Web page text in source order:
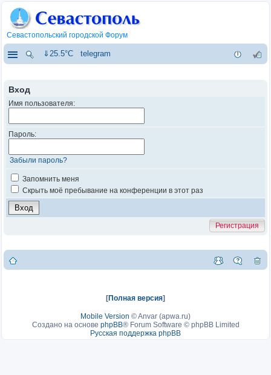
Севастопольский городской Форум
⇓25.5°C telegram
Вход
Имя пользователя:
Пароль:
Забыли пароль?
Запомнить меня
Скрыть моё пребывание на конференции в этот раз
Регистрация
[Полная версия]
Mobile Version ©Anvar (apwa.ru)
Создано на основе phpBB® Forum Software © phpBB Limited
Русская поддержка phpBB